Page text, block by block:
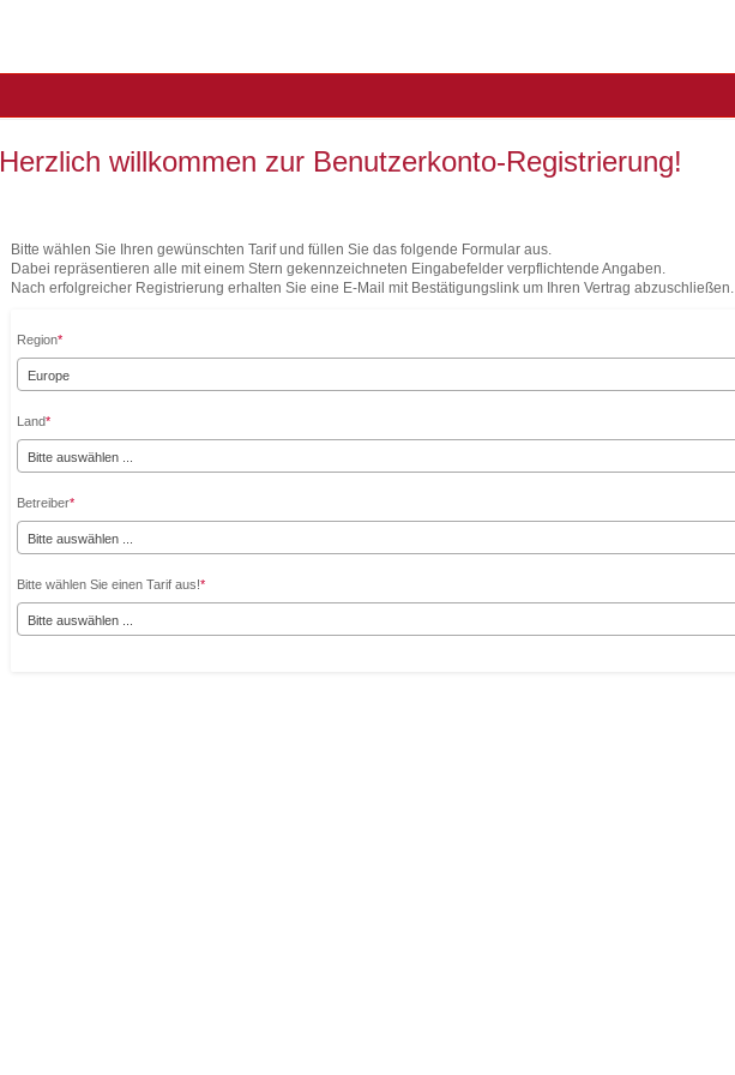
Herzlich willkommen zur Benutzerkonto-Registrierung!
Bitte wählen Sie Ihren gewünschten Tarif und füllen Sie das folgende Formular aus.
Dabei repräsentieren alle mit einem Stern gekennzeichneten Eingabefelder verpflichtende Angaben.
Nach erfolgreicher Registrierung erhalten Sie eine E-Mail mit Bestätigungslink um Ihren Vertrag abzuschließen.
Region*
Europe
Land*
Bitte auswählen ...
Betreiber*
Bitte auswählen ...
Bitte wählen Sie einen Tarif aus!*
Bitte auswählen ...